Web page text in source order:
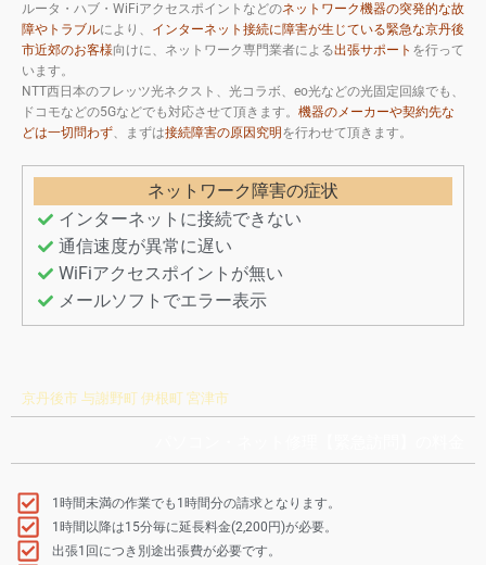
ルータ・ハブ・WiFiアクセスポイントなどのネットワーク機器の突発的な故
障やトラブルにより、 インターネット接続に障害が生じている緊急な京丹後
市近郊のお客様向けに、ネットワーク専門業者による出張サポート を行って
います。
NTT西日本のフレッツ光ネクスト、光コラボ、eo光などの光固定回線でも、
ドコモなどの5Gなどでも対応させて頂きます。 機器のメーカーや契約先な
どは一切問わず、まずは接続障害の原因究明 を行わせて頂きます。
ネットワーク障害の症状
インターネットに接続できない
通信速度が異常に遅い
WiFiアクセスポイントが無い
メールソフトでエラー表示
京丹後市 与謝野町 伊根町 宮津市
1時間未満の作業でも1時間分の請求となります。
1時間以降は15分毎に延長料金(2,200円)が必要。
出張1回につき別途出張費が必要です。